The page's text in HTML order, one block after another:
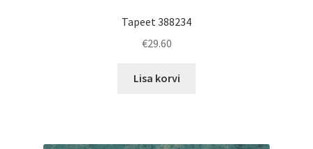
Tapeet 388234
€29.60
Lisa korvi